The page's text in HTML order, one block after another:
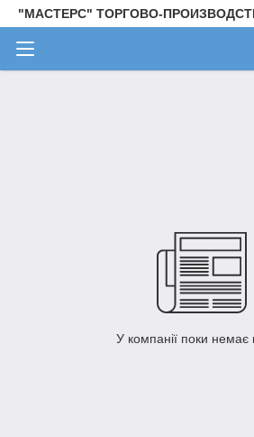
"МАСТЕРС" ТОРГОВО-
У компанії поки немає